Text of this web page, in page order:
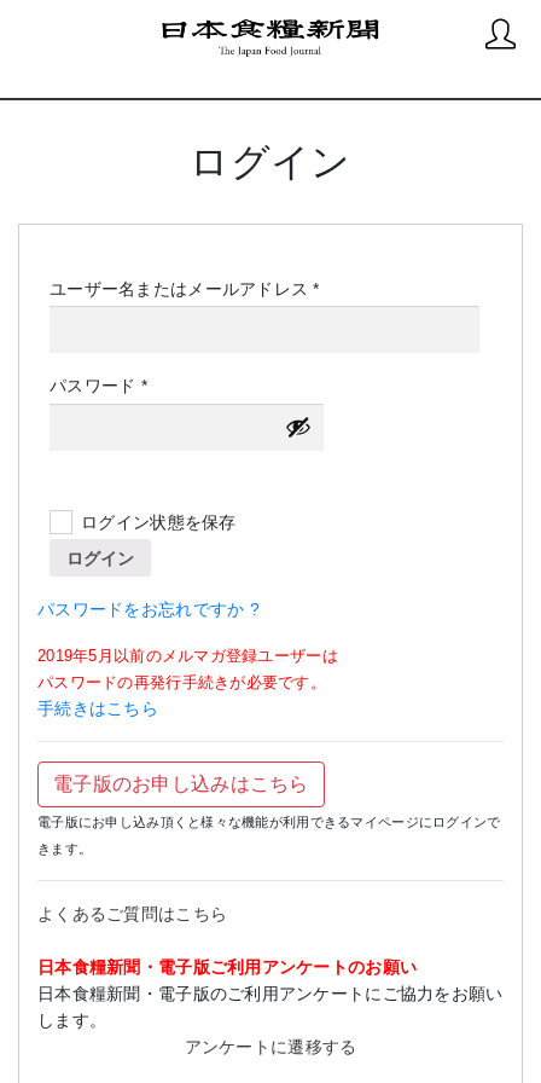
ログイン
ユーザー名またはメールアドレス*必
パスワード *必
須
ログイン状態を保存
ログイン
パスワードをお忘れですか ?
2019年5月以前のメルマガ登録ユーザーは
パスワードの再発行手続きが必要です。
手続きはこちら
電子版のお申し込みはこちら
電子版にお申し込み頂くと様々な機能が利用できるマイページにログインで
きます。
よくあるご質問はこちら
日本食糧新聞・電子版ご利用アンケートのお願い
日本食糧新聞・電子版のご利用アンケートにご協力をお願い
します。
アンケートに遷移する